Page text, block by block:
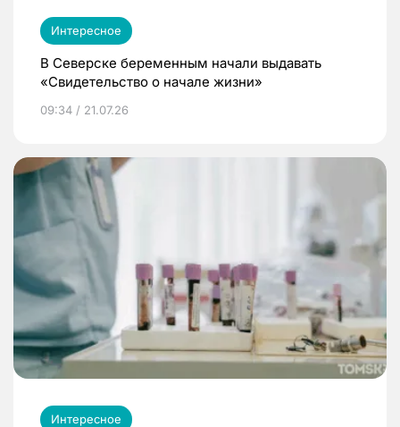
Интересное
В Северске беременным начали выдавать
«Свидетельство о начале жизни»
09:34 / 21.07.26
Интересное